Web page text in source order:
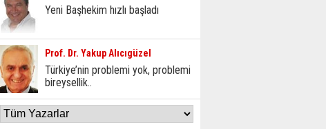
Yeni Başhekim hızlı başladı
Prof. Dr. Yakup Alıcıgüzel
Türkiye’nin problemi yok, problemi
bireysellik..